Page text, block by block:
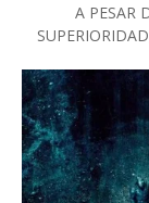
A PESAR